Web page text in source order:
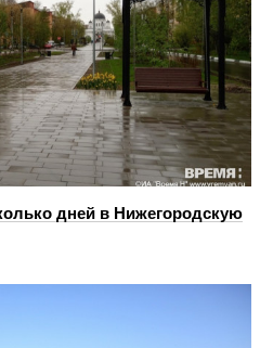
дней в Нижегородскую